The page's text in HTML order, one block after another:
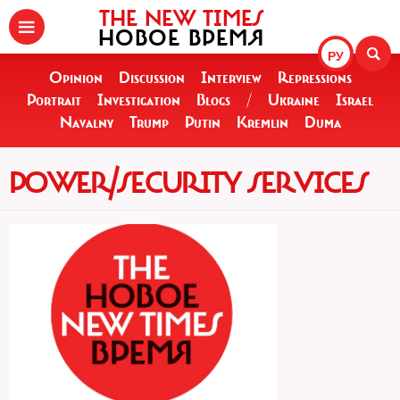
РУ
THE NEW TIMES
НОВОЕ ВРЕМЯ
Opinion Discussion Interview
Repressions
Portrait
Investigation Blogs / Ukraine
Israel
Navalny
Trump Putin Kremlin Duma
POWER/SECURITY SERVICES